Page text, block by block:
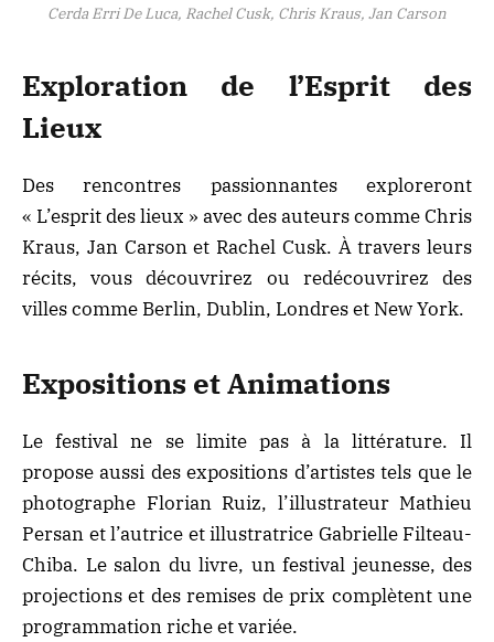
Cerda Erri De Luca, Rachel Cusk, Chris Kraus, Jan Carson
Exploration de l’Esprit des
Lieux
Des rencontres passionnantes exploreront
« L’esprit des lieux » avec des auteurs comme Chris
Kraus, Jan Carson et Rachel Cusk. À travers leurs
récits, vous découvrirez ou redécouvrirez des
villes comme Berlin, Dublin, Londres et New York.
Expositions et Animations
Le festival ne se limite pas à la littérature. Il
propose aussi des expositions d’artistes tels que le
photographe Florian Ruiz, l’illustrateur Mathieu
Persan et l’autrice et illustratrice Gabrielle Filteau-
Chiba. Le salon du livre, un festival jeunesse, des
projections et des remises de prix complètent une
programmation riche et variée.